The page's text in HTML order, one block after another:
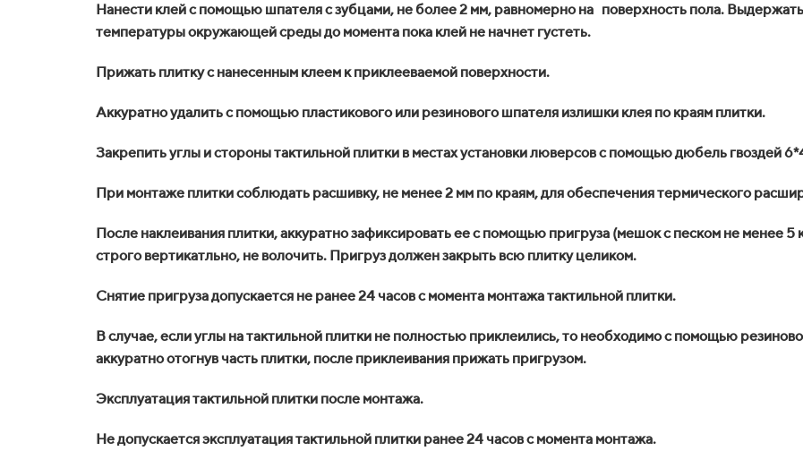
Нанести клей с помощью шпателя с зубцами, не более 2 мм, равномерно на поверхность пола. Выдержать
температуры окружающей среды до момента пока клей не начнет густеть.
Прижать плитку с нанесенным клеем к приклееваемой поверхности.
Аккуратно удалить с помощью пластикового или резинового шпателя излишки клея по краям плитки.
Закрепить углы и стороны тактильной плитки в местах установки люверсов с помощью дюбель гвоздей
При монтаже плитки соблюдать расшивку, не менее 2 мм по краям, для обеспечения термического
После наклеивания плитки, аккуратно зафиксировать ее с помощью пригруза (мешок с песком не менее 5
строго вертикатльно, не волочить. Пригруз должен закрыть всю плитку целиком.
Снятие пригруза допускается не ранее 24 часов с момента монтажа тактильной плитки.
В случае, если углы на тактильной плитки не полностью приклеились, то необходимо с помощью
аккуратно отогнув часть плитки, после приклеивания прижать пригрузом.
Эксплуатация тактильной плитки после монтажа.
Не допускается эксплуатация тактильной плитки ранее 24 часов с момента монтажа.